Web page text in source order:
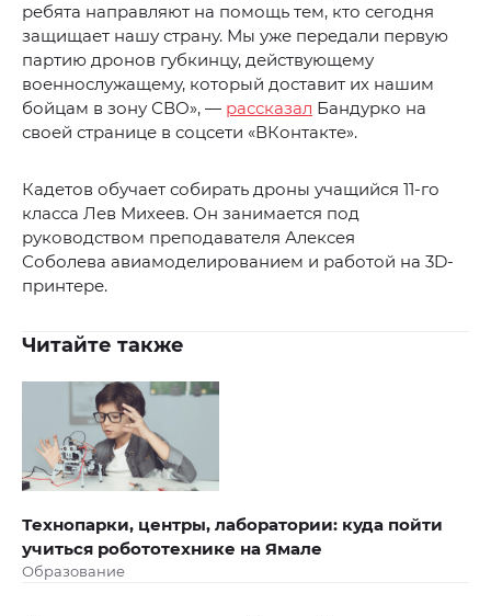
ребята направляют на помощь тем, кто сегодня
защищает нашу страну. Мы уже передали первую
партию дронов губкинцу, действующему
военнослужащему, который доставит их нашим
бойцам в зону СВО», — рассказал Бандурко на
своей странице в соцсети «ВКонтакте».
Кадетов обучает собирать дроны учащийся 11-го
класса Лев Михеев. Он занимается под
руководством преподавателя Алексея
Соболева авиамоделированием и работой на 3D-
принтере.
Читайте также
Технопарки, центры, лаборатории: куда пойти
учиться робототехнике на Ямале
Образование